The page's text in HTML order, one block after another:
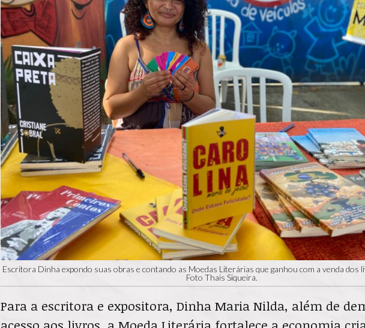
Escritora Dinha expondo suas obras e contando as Moedas Literárias que ganhou com a venda dos
Foto Thais Siqueira.
Para a escritora e expositora, Dinha Maria Nilda, além de